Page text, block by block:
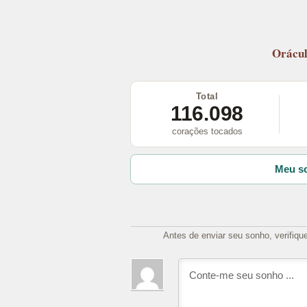
Total
116.098
corações tocados
Meu
Antes de enviar seu sonho,